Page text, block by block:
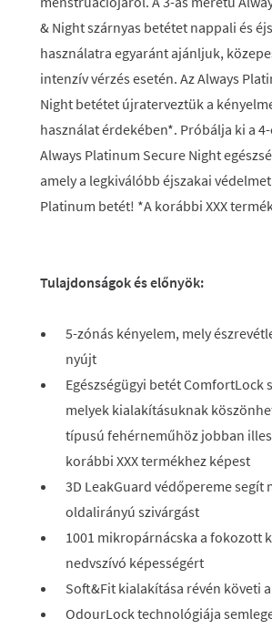
& Night szárnyas betétet nappali és
használatra egyaránt ajánljuk,
intenzív vérzés esetén. Az Always
Night betétet újraterveztük a
használat érdekében*. Próbálja ki a
Always Platinum Secure Night
amely a legkiválóbb éjszakai
Platinum betét! *A korábbi XXX
Tulajdonságok és előnyök:
5-zónás kényelem, mely
nyújt
Egészségügyi betét ComfortLock
melyek kialakításuknak
típusú fehérneműhöz jobban
korábbi XXX termékhez képest
3D LeakGuard védőpereme segít
oldalirányú szivárgást
1001 mikropárnácska a fokozott
nedvszívó képességért
Soft&Fit kialakítása révén követi
OdourLock technológiája